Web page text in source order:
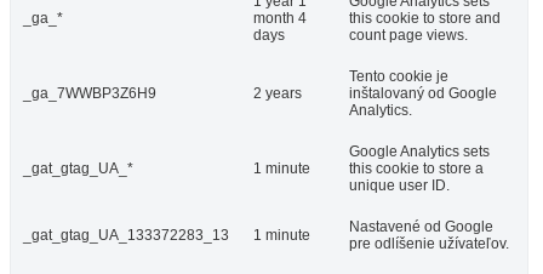
_ga_*
month 4
days
this cookie to store and
count page views.
_ga_7WWBP3Z6H9 2 years
Tento cookie je
inštalovaný od Google
Analytics.
_gat_gtag_UA_* 1 minute
Google Analytics sets
this cookie to store a
unique user ID.
_gat_gtag_UA_133372283_13 1 minute
Nastavené od Google
pre odlíšenie užívateľov.